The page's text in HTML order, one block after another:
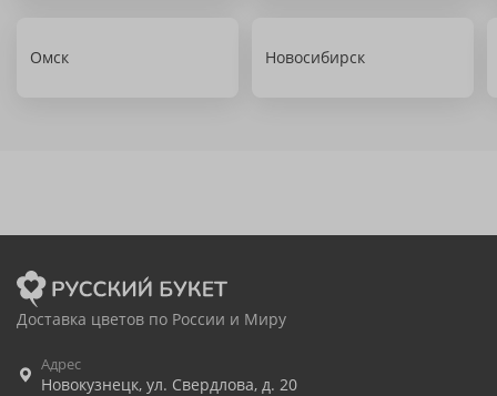
Омск Новосибирск
Доставка цветов по России и Миру
Адрес
Новокузнецк, ул. Свердлова, д. 20